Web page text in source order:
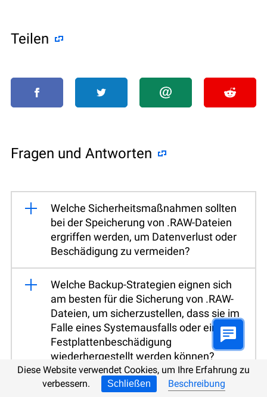
Teilen
Fragen und Antworten
Welche Sicherheitsmaßnahmen sollten
bei der Speicherung von .RAW-Dateien
ergriffen werden, um Datenverlust oder
Beschädigung zu vermeiden?
Welche Backup-Strategien eignen sich
am besten für die Sicherung von .RAW-
Dateien, um sicherzustellen, dass sie im
Falle eines Systemausfalls oder einer
Festplattenbeschädigung
wiederhergestellt werden können?
Gibt es spezielle
Diese Website verwendet Cookies, um Ihre Erfahrung zu
verbessern.
Schließen Beschreibung